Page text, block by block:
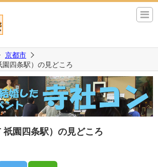
京都市
四条駅）の見どころ
祇園四条駅）の見どころ